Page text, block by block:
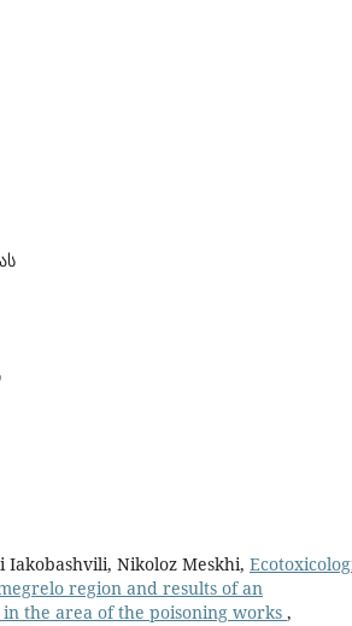
Nikoloz Meskhi,
region and results of an
the area of the poisoning works ,